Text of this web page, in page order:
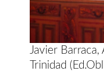
Javier
Trinidad